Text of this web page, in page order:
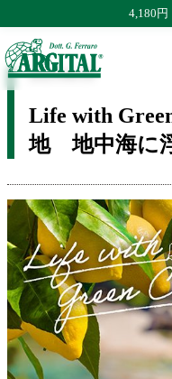
4,180円
STAFFコラ
2025.04.14
Life with
地 地中海に